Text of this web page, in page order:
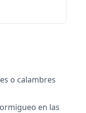
o calambres
en las